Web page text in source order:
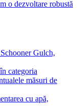
o dezvoltare robustă
Gulch,
categoria
măsuri de
cu apă,